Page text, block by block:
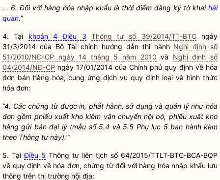
... 6. Đối với hàng hóa nhập khẩu là thời điểm đăng ký tờ khai hải
quan."
4. Tại khoản 4 Điều 3 Thông tư số 39/2014/TT-BTCngày
31/3/2014 của Bộ Tài chính hướng dẫn thi hành Nghị định số
51/2010/NĐ-CP ngày 14 tháng 5 năm 2010 và Nghị định số
04/2014/NĐ-CP ngày 17/01/2014 của Chính phủ quy định về hóa
đơn bán hàng hóa, cung ứng dịch vụ quy định loại và hình thức
hóa đơn:
“4. Các chứng từ đượcin, phát hành, sử dụng và quản lý như hóa
đơn gồm phiếu xuất kho kiêm vận chuyển nội bộ, phiếu xuất kho
hànggửi bán đại lý (mẫu số5.4 và 5.5 Phụ lục 5 ban hành kèm
theo Thông tư này)."’
5. TạiĐiều 5 Thông tư liên tịch số 64/2015/TTLT-BTC-BCA-BQP
về quy định về hóa đơn, chứng từ đối với hàng hóa nhập khẩu lưu
thông trên thị trường nội địa: